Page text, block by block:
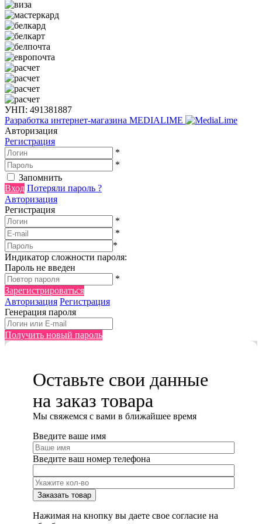
УНП: 491381887
Разработка интернет-магазина MEDIALIME
Авторизация
Регистрация
*
*
Запомнить
Вход Потеряли пароль ?
Авторизация
Регистрация
*
*
*
Индикатор сложности пароля:
Пароль не введен
*
Зарегистрироваться
Авторизация Регистрация
Генерация пароля
Получить новый пароль
Оставьте свои данные
на заказ товара
Мы cвяжемся с вами в ближайшее время
Введите ваше имя
Введите ваш номер телефона
Нажимая на кнопку вы даете свое согласие на